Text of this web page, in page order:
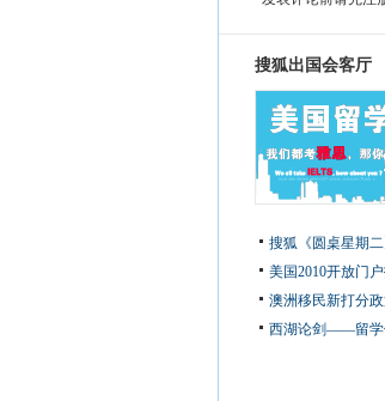
搜狐出国会客厅
搜狐《圆桌星期
美国2010开放门
澳洲移民新打分
西湖论剑——留学